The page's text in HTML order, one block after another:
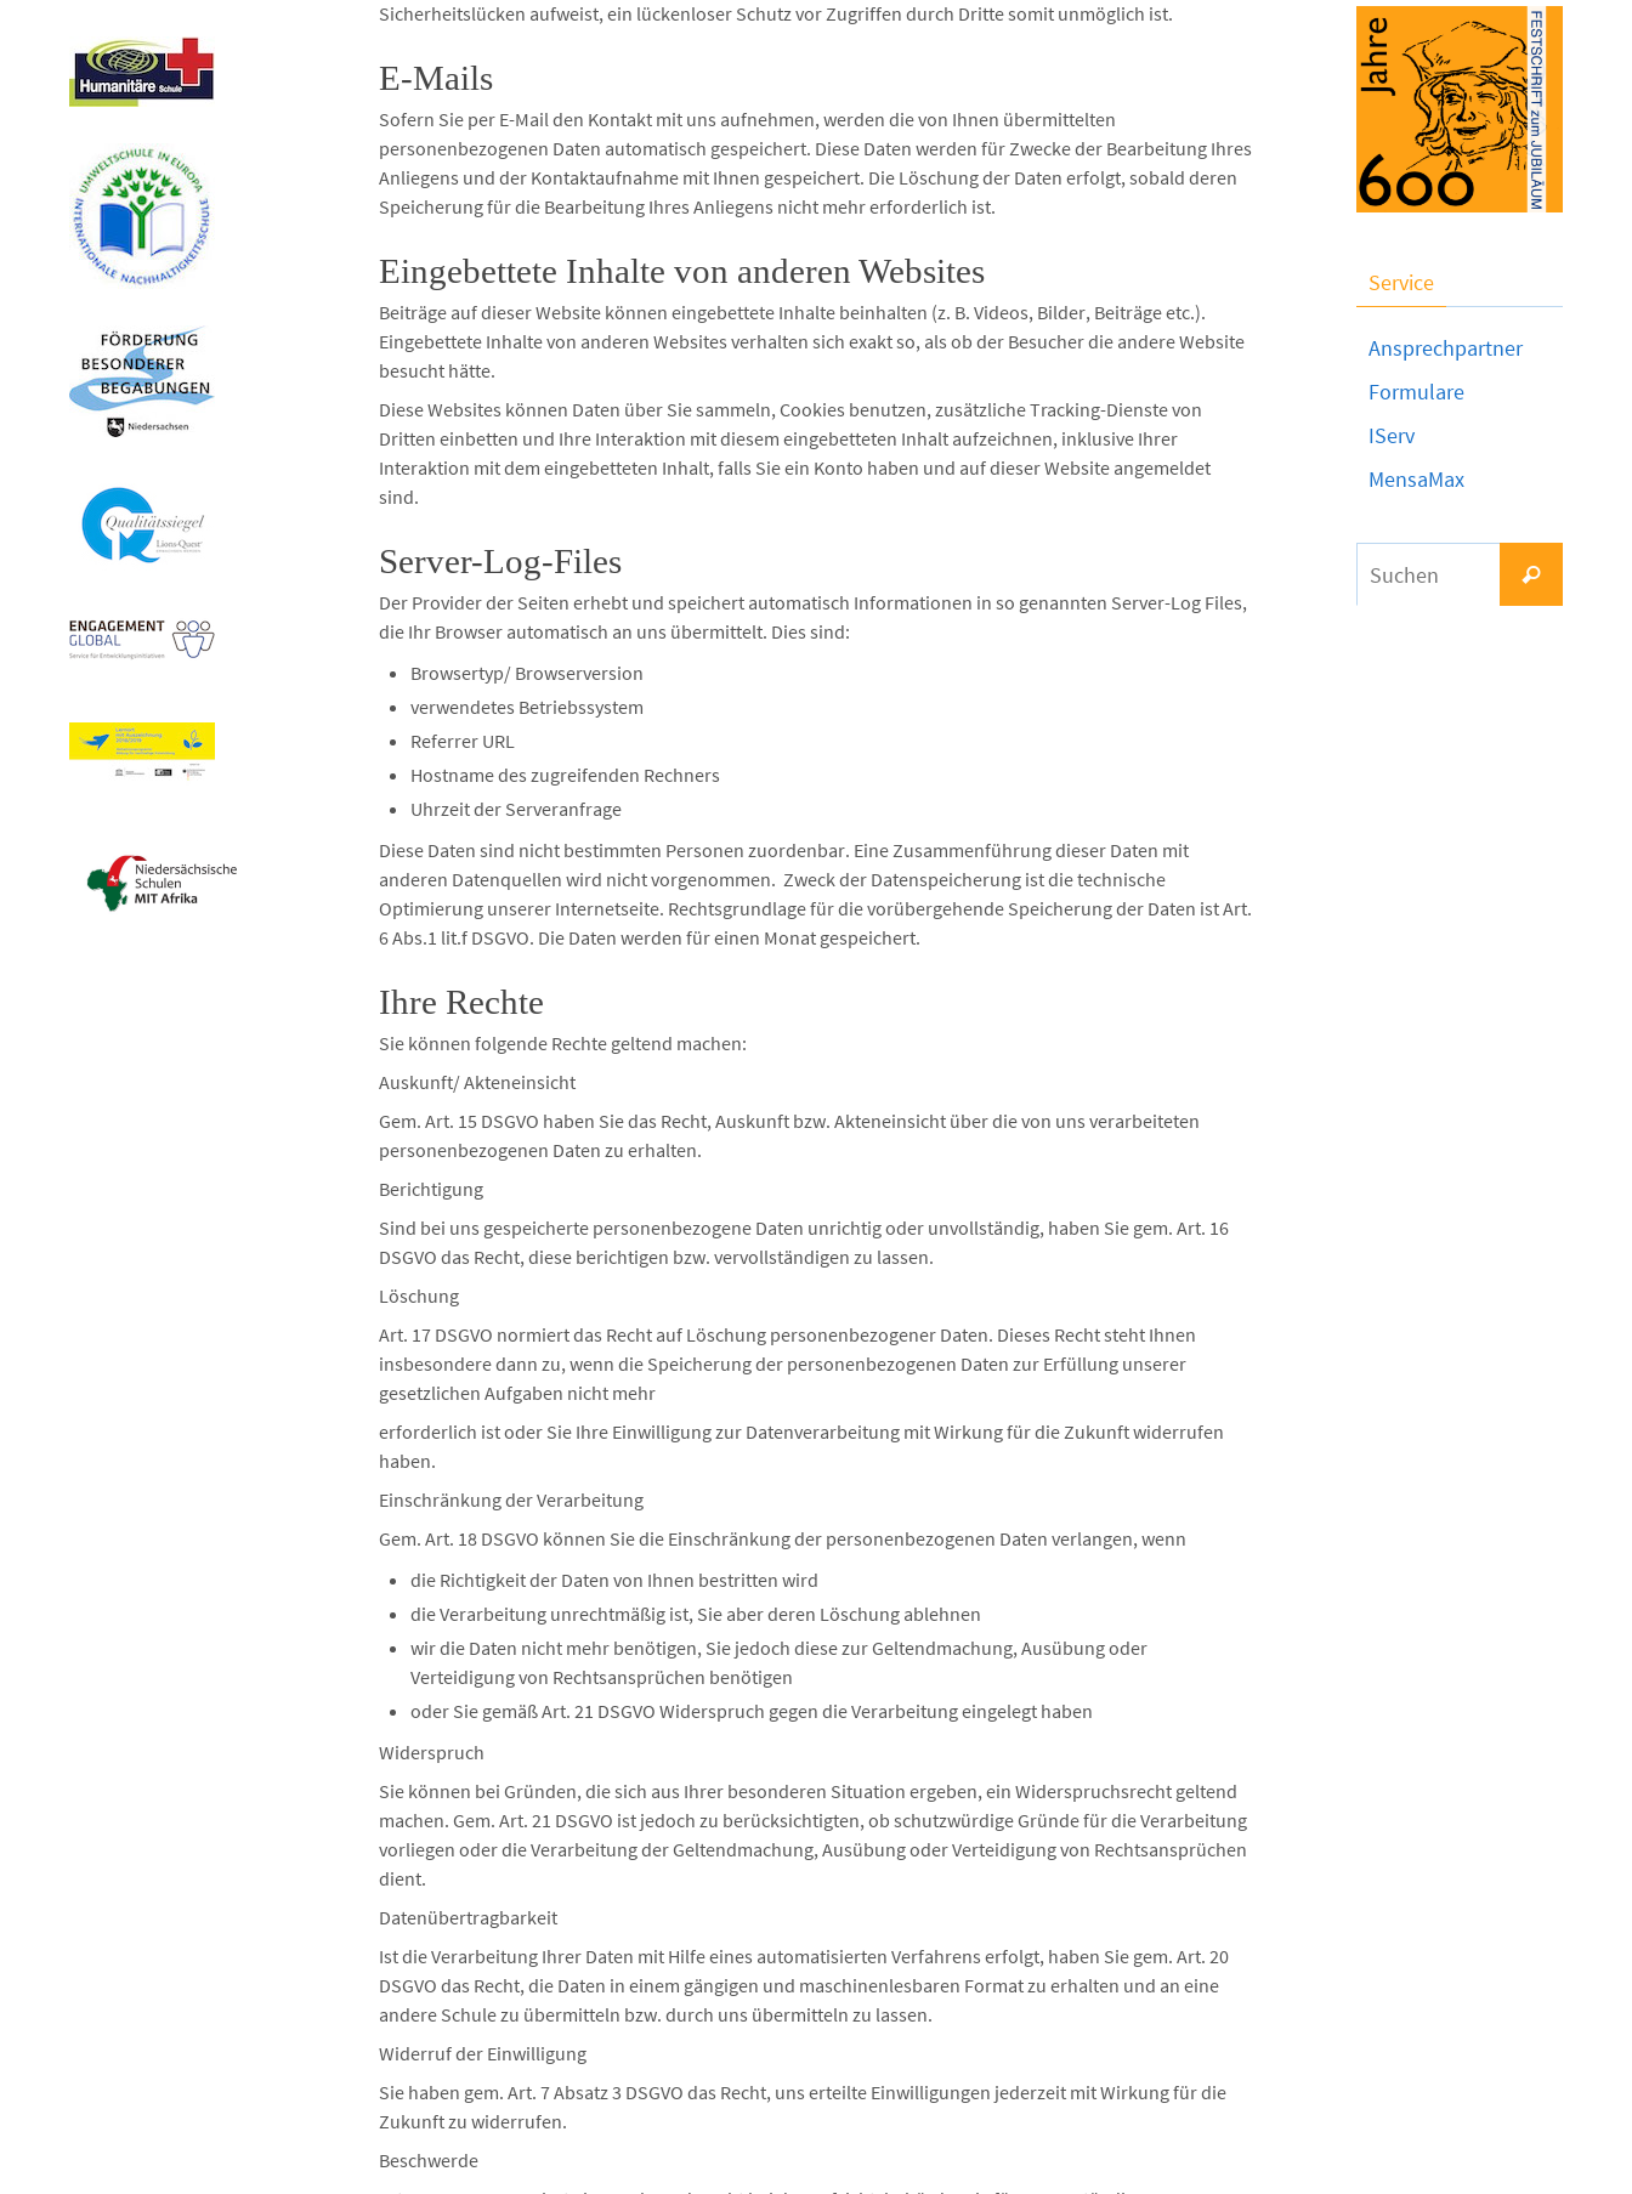
Sicherheitslücken aufweist, ein lückenloser Schutz vor Zugriffen durch Dritte somit unmöglich ist.
E-Mails
Sofern Sie per E-Mail den Kontakt mit uns aufnehmen, werden die von Ihnen übermittelten
personenbezogenen Daten automatisch gespeichert. Diese Daten werden für Zwecke der Bearbeitung Ihres
Anliegens und der Kontaktaufnahme mit Ihnen gespeichert. Die Löschung der Daten erfolgt, sobald deren
Speicherung für die Bearbeitung Ihres Anliegens nicht mehr erforderlich ist.
Eingebettete Inhalte von anderen Websites
Beiträge auf dieser Website können eingebettete Inhalte beinhalten (z. B. Videos, Bilder, Beiträge etc.).
Eingebettete Inhalte von anderen Websites verhalten sich exakt so, als ob der Besucher die andere Website
besucht hätte.
Diese Websites können Daten über Sie sammeln, Cookies benutzen, zusätzliche Tracking-Dienste von
Dritten einbetten und Ihre Interaktion mit diesem eingebetteten Inhalt aufzeichnen, inklusive Ihrer
Interaktion mit dem eingebetteten Inhalt, falls Sie ein Konto haben und auf dieser Website angemeldet
sind.
Server-Log-Files
Der Provider der Seiten erhebt und speichert automatisch Informationen in so genannten Server-Log Files,
die Ihr Browser automatisch an uns übermittelt. Dies sind:
Browsertyp/ Browserversion
verwendetes Betriebssystem
Referrer URL
Hostname des zugreifenden Rechners
Uhrzeit der Serveranfrage
Diese Daten sind nicht bestimmten Personen zuordenbar. Eine Zusammenführung dieser Daten mit
anderen Datenquellen wird nicht vorgenommen. Zweck der Datenspeicherung ist die technische
Optimierung unserer Internetseite. Rechtsgrundlage für die vorübergehende Speicherung der Daten ist Art.
6 Abs.1 lit.f DSGVO. Die Daten werden für einen Monat gespeichert.
Ihre Rechte
Sie können folgende Rechte geltend machen:
Auskunft/ Akteneinsicht
Gem. Art. 15 DSGVO haben Sie das Recht, Auskunft bzw. Akteneinsicht über die von uns verarbeiteten
personenbezogenen Daten zu erhalten.
Berichtigung
Sind bei uns gespeicherte personenbezogene Daten unrichtig oder unvollständig, haben Sie gem. Art. 16
DSGVO das Recht, diese berichtigen bzw. vervollständigen zu lassen.
Löschung
Art. 17 DSGVO normiert das Recht auf Löschung personenbezogener Daten. Dieses Recht steht Ihnen
insbesondere dann zu, wenn die Speicherung der personenbezogenen Daten zur Erfüllung unserer
gesetzlichen Aufgaben nicht mehr
erforderlich ist oder Sie Ihre Einwilligung zur Datenverarbeitung mit Wirkung für die Zukunft widerrufen
haben.
Einschränkung der Verarbeitung
Gem. Art. 18 DSGVO können Sie die Einschränkung der personenbezogenen Daten verlangen, wenn
die Richtigkeit der Daten von Ihnen bestritten wird
die Verarbeitung unrechtmäßig ist, Sie aber deren Löschung ablehnen
wir die Daten nicht mehr benötigen, Sie jedoch diese zur Geltendmachung, Ausübung oder
Verteidigung von Rechtsansprüchen benötigen
oder Sie gemäß Art. 21 DSGVO Widerspruch gegen die Verarbeitung eingelegt haben
Widerspruch
Sie können bei Gründen, die sich aus Ihrer besonderen Situation ergeben, ein Widerspruchsrecht geltend
machen. Gem. Art. 21 DSGVO ist jedoch zu berücksichtigten, ob schutzwürdige Gründe für die Verarbeitung
vorliegen oder die Verarbeitung der Geltendmachung, Ausübung oder Verteidigung von Rechtsansprüchen
dient.
Datenübertragbarkeit
Ist die Verarbeitung Ihrer Daten mit Hilfe eines automatisierten Verfahrens erfolgt, haben Sie gem. Art. 20
DSGVO das Recht, die Daten in einem gängigen und maschinenlesbaren Format zu erhalten und an eine
andere Schule zu übermitteln bzw. durch uns übermitteln zu lassen.
Widerruf der Einwilligung
Sie haben gem. Art. 7 Absatz 3 DSGVO das Recht, uns erteilte Einwilligungen jederzeit mit Wirkung für die
Zukunft zu widerrufen.
Beschwerde
Service
Ansprechpartner
Formulare
IServ
MensaMax
Suchen